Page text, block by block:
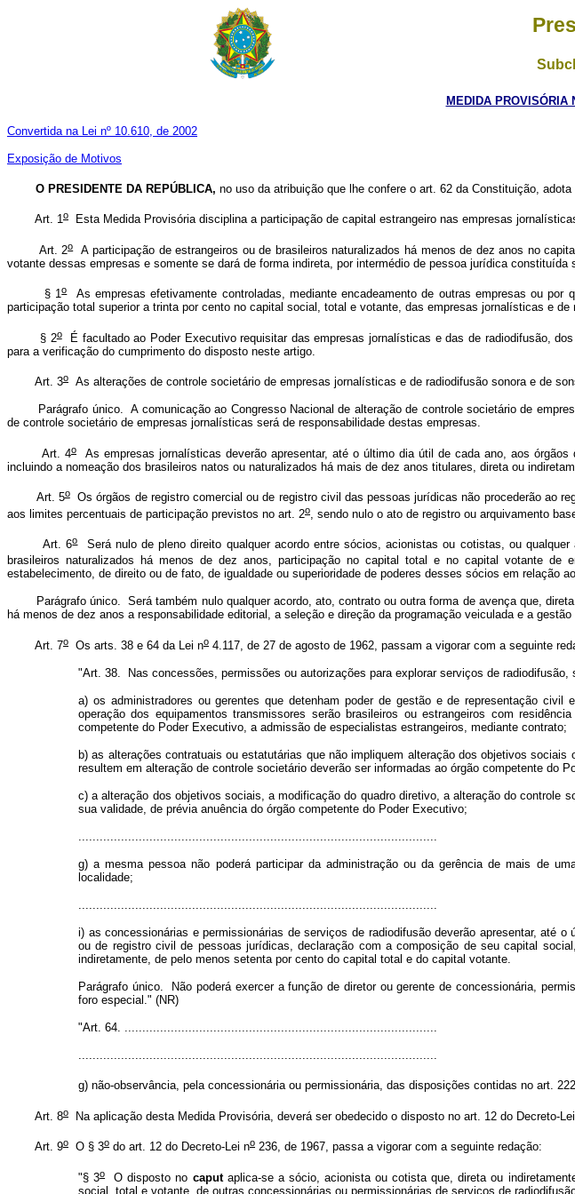
MEDIDA PROVISÓRIA
Convertida na Lei nº 10.610, de 2002
Exposição de Motivos
O PRESIDENTE DA REPÚBLICA, no uso da atribuição que lhe confere o art. 62 da Constituição,
Art. 1o Esta Medida Provisória disciplina a participação de capital estrangeiro nas empresas
Art. 2oA participação de estrangeiros ou de brasileiros naturalizados há menos de dez anos no
votante dessas empresas e somente se dará de forma indireta, por intermédio de pessoa jurídica constituída
§ 1oAs empresas efetivamente controladas, mediante encadeamento de outras empresas ou por
participação total superior a trinta por cento no capital social, total e votante, das empresas jornalísticas e de
§ 2oÉ facultado ao Poder Executivo requisitar das empresas jornalísticas e das de radiodifusão,
para a verificação do cumprimento do disposto neste artigo.
Art. 3o As alterações de controle societário de empresas jornalísticas e de radiodifusão sonora e de
Parágrafo único. A comunicação ao Congresso Nacional de alteração de controle societário de
de controle societário de empresas jornalísticas será de responsabilidade destas empresas.
Art. 4o
As empresas jornalísticas deverão apresentar, até o último dia útil de cada ano, aos
incluindo a nomeação dos brasileiros natos ou naturalizados há mais de dez anos titulares, direta ou
Art. 5oOs órgãos de registro comercial ou de registro civil das pessoas jurídicas não procederão ao
aos limites percentuais de participação previstos no art. 2o , sendo nulo o ato de registro ou arquivamento
Art. 6oSerá nulo de pleno direito qualquer acordo entre sócios, acionistas ou cotistas, ou
brasileiros naturalizados há menos de dez anos, participação no capital total e no capital votante
estabelecimento, de direito ou de fato, de igualdade ou superioridade de poderes desses sócios em relação
Parágrafo único. Será também nulo qualquer acordo, ato, contrato ou outra forma de avença que,
há menos de dez anos a responsabilidade editorial, a seleção e direção da programação veiculada e a
Art. 7o Os arts. 38 e 64 da Lei no 4.117, de 27 de agosto de 1962, passam a vigorar com a seguinte
"Art. 38. Nas concessões, permissões ou autorizações para explorar serviços de
a) os administradores ou gerentes que detenham poder de gestão e de representação
operação dos equipamentos transmissores serão brasileiros ou estrangeiros com
competente do Poder Executivo, a admissão de especialistas estrangeiros, mediante contrato;
b) as alterações contratuais ou estatutárias que não impliquem alteração dos objetivos
resultem em alteração de controle societário deverão ser informadas ao órgão competente do
c) a alteração dos objetivos sociais, a modificação do quadro diretivo, a alteração do controle
sua validade, de prévia anuência do órgão competente do Poder Executivo;
g) a mesma pessoa não poderá participar da administração ou da gerência de mais de
localidade;
i) as concessionárias e permissionárias de serviços de radiodifusão deverão apresentar, até
ou de registro civil de pessoas jurídicas, declaração com a composição de seu capital
indiretamente, de pelo menos setenta por cento do capital total e do capital votante.
Parágrafo único. Não poderá exercer a função de diretor ou gerente de concessionária,
foro especial." (NR)
"Art. 64. ........................................................................................
g) não-observância, pela concessionária ou permissionária, das disposições contidas no art.
Art. 8o Na aplicação desta Medida Provisória, deverá ser obedecido o disposto no art. 12 do Decreto-
Art. 9o O § 3o do art. 12 do Decreto-Lei no 236, de 1967, passa a vigorar com a seguinte redação:
"§ 3o O disposto no caputaplica-se a sócio, acionista ou cotista que, direta ou
social, total e votante, de outras concessionárias ou permissionárias de serviços de